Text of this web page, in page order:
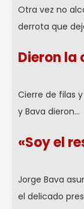
Otra vez no
derrota que
Dieron la
Cierre de filas
y Bava dieron…
«Soy el
Jorge Bava
el delicado